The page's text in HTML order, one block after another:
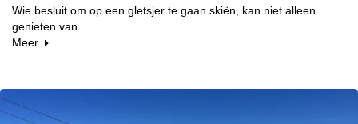
Wie besluit om op een gletsjer te gaan skiën, kan niet alleen
genieten van …
Meer